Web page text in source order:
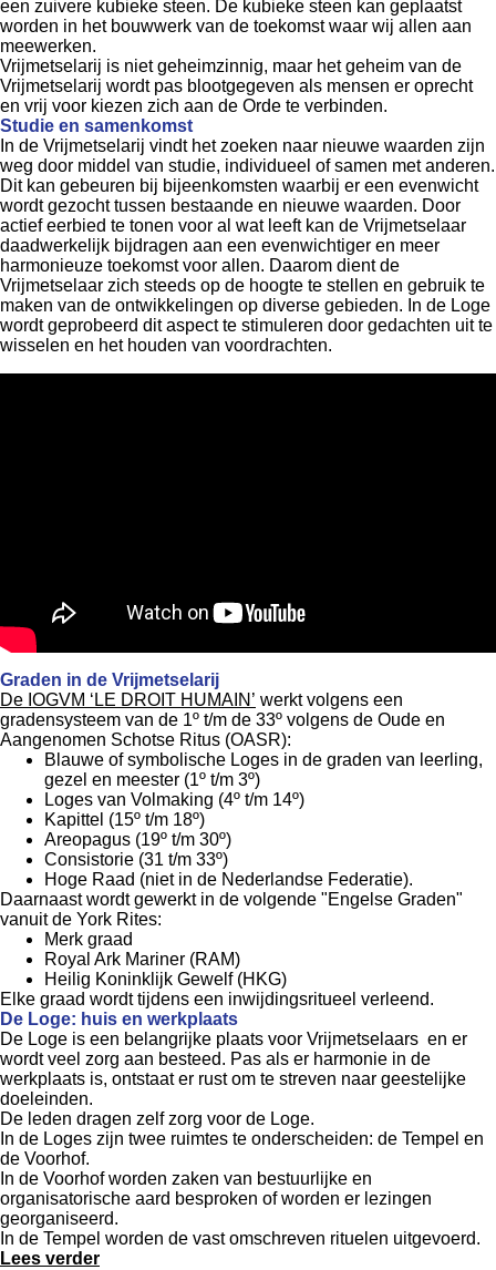
een zuivere kubieke steen. De kubieke steen kan geplaatst
worden in het bouwwerk van de toekomst waar wij allen aan
meewerken.
Vrijmetselarij is niet geheimzinnig, maar het geheim van de
Vrijmetselarij wordt pas blootgegeven als mensen er oprecht
en vrij voor kiezen zich aan de Orde te verbinden.
Studie en samenkomst
In de Vrijmetselarij vindt het zoeken naar nieuwe waarden zijn
weg door middel van studie, individueel of samen met anderen.
Dit kan gebeuren bij bijeenkomsten waarbij er een evenwicht
wordt gezocht tussen bestaande en nieuwe waarden. Door
actief eerbied te tonen voor al wat leeft kan de Vrijmetselaar
daadwerkelijk bijdragen aan een evenwichtiger en meer
harmonieuze toekomst voor allen. Daarom dient de
Vrijmetselaar zich steeds op de hoogte te stellen en gebruik te
maken van de ontwikkelingen op diverse gebieden. In de Loge
wordt geprobeerd dit aspect te stimuleren door gedachten uit te
wisselen en het houden van voordrachten.
Graden in de Vrijmetselarij
De IOGVM ‘LE DROIT HUMAIN’ werkt volgens een
gradensysteem van de 1º t/m de 33º volgens de Oude en
Aangenomen Schotse Ritus (OASR):
Blauwe of symbolische Loges in de graden van leerling,
gezel en meester (1º t/m 3º)
Loges van Volmaking (4º t/m 14º)
Kapittel (15º t/m 18º)
Areopagus (19º t/m 30º)
Consistorie (31 t/m 33º)
Hoge Raad (niet in de Nederlandse Federatie).
Daarnaast wordt gewerkt in de volgende "Engelse Graden"
vanuit de York Rites:
Merk graad
Royal Ark Mariner (RAM)
Heilig Koninklijk Gewelf (HKG)
Elke graad wordt tijdens een inwijdingsritueel verleend.
De Loge: huis en werkplaats
De Loge is een belangrijke plaats voor Vrijmetselaars en er
wordt veel zorg aan besteed. Pas als er harmonie in de
werkplaats is, ontstaat er rust om te streven naar geestelijke
doeleinden.
De leden dragen zelf zorg voor de Loge.
In de Loges zijn twee ruimtes te onderscheiden: de Tempel en
de Voorhof.
In de Voorhof worden zaken van bestuurlijke en
organisatorische aard besproken of worden er lezingen
georganiseerd.
In de Tempel worden de vast omschreven rituelen uitgevoerd.
Lees verder